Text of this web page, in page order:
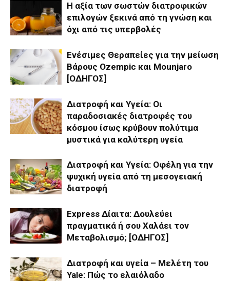
Η αξία των σωστών διατροφικών
επιλογών ξεκινά από τη γνώση και
όχι από τις υπερβολές
Ενέσιμες Θεραπείες για την μείωση
Βάρους Ozempic και Mounjaro
[ΟΔΗΓΟΣ]
Διατροφή και Υγεία: Οι
παραδοσιακές διατροφές του
κόσμου ίσως κρύβουν πολύτιμα
μυστικά για καλύτερη υγεία
Διατροφή και Υγεία: Οφέλη για την
ψυχική υγεία από τη μεσογειακή
διατροφή
Express Δίαιτα: Δουλεύει
πραγματικά ή σου Χαλάει τον
Μεταβολισμό; [ΟΔΗΓΟΣ]
Διατροφή και υγεία – Μελέτη του
Yale: Πώς το ελαιόλαδο